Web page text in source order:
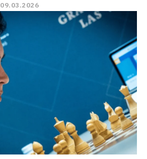
09.03.2026